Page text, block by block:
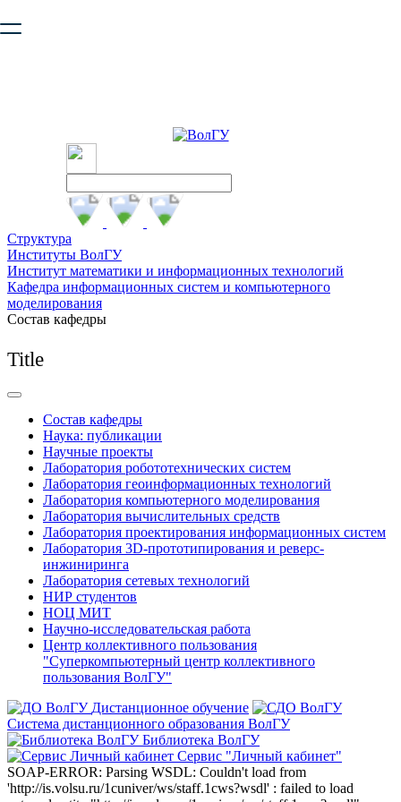
безопасную работу с сайтом. Пожалуйста
Структура
Институты ВолГУ
Институт математики и информационных технологий
Кафедра информационных систем и компьютерного
моделирования
Состав кафедры
Title
Состав кафедры
Наука: публикации
Научные проекты
Лаборатория робототехнических систем
Лаборатория геоинформационных технологий
Лаборатория компьютерного моделирования
Лаборатория вычислительных средств
Лаборатория проектирования информационных систем
Лаборатория 3D-прототипирования и реверс-
инжиниринга
Лаборатория сетевых технологий
НИР студентов
НОЦ МИТ
Научно-исследовательская работа
Центр коллективного пользования
"Суперкомпьютерный центр коллективного
пользования ВолГУ"
Дистанционное обучение
Система дистанционного образования ВолГУ
Библиотека ВолГУ
Сервис "Личный кабинет"
SOAP-ERROR: Parsing WSDL: Couldn't load from
'http://is.volsu.ru/1cuniver/ws/staff.1cws?wsdl' : failed to load